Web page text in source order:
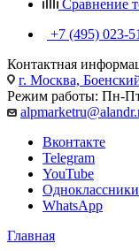
Сравнение
+7 (495) 023-
Контактная
г. Москва,
Режим работы: Пн-
Вконтакте
Telegram
YouTube
Одноклассники
WhatsApp
Главная